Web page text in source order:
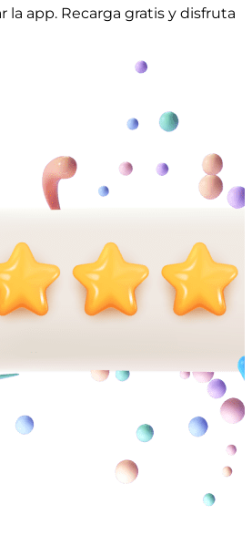
la app. Recarga gratis y disfruta